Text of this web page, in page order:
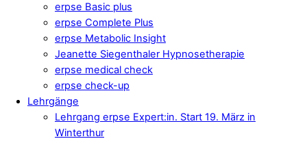
erpse Basic plus
erpse Complete Plus
erpse Metabolic Insight
Jeanette Siegenthaler Hypnosetherapie
erpse medical check
erpse check-up
Lehrgänge
Lehrgang erpse Expert:in. Start 19. März in
Winterthur